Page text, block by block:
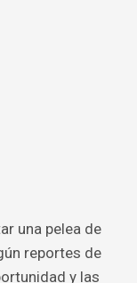
una pelea de
reportes de
y las